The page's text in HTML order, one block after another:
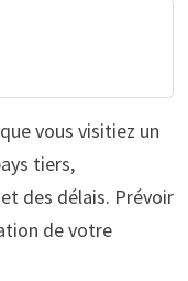
vous visitiez un
tiers,
des délais. Prévoir
de votre